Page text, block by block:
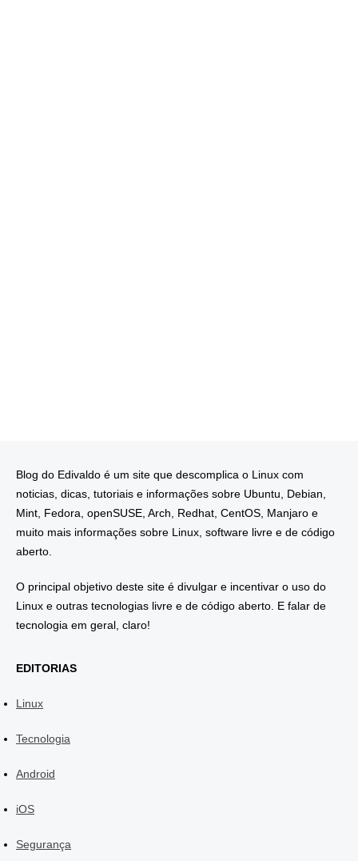
Blog do Edivaldo é um site que descomplica o Linux com
noticias, dicas, tutoriais e informações sobre Ubuntu, Debian,
Mint, Fedora, openSUSE, Arch, Redhat, CentOS, Manjaro e
muito mais informações sobre Linux, software livre e de código
aberto.
O principal objetivo deste site é divulgar e incentivar o uso do
Linux e outras tecnologias livre e de código aberto. E falar de
tecnologia em geral, claro!
EDITORIAS
Linux
Tecnologia
Android
iOS
Segurança